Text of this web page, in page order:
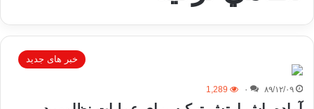
خبر های جدید
۸۹/۱۲/۰۹ ۰ 1,289